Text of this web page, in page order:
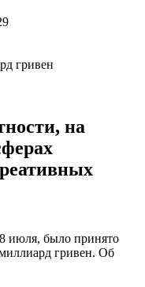
на
8 июля, было принято
гривен. Об